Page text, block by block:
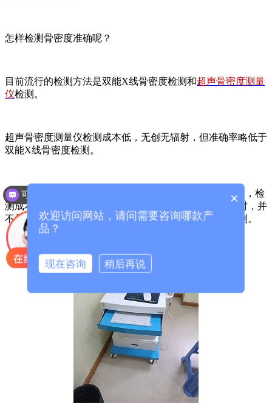
怎样检测骨密度准确呢？
目前流行的检测方法是双能X线骨密度检测和超声骨密度测量
仪检测。
超声骨密度测量仪检测成本低，无创无辐射，但准确率略低于
双能X线骨密度检测。
双能X线骨密度检测准确度相对准确，但该设备价格昂贵，检
测成本相对较高，有一定的辐射性，检测费用也高。同时，并
不是所有的医院都有这种设备，需要去大型医院完成检测。
×
欢迎访问网站，请问需要咨询哪款产
品？
现在咨询 稍后再说